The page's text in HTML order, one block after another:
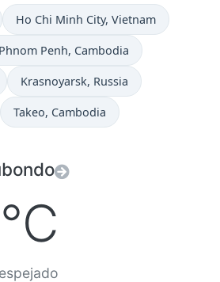
Hora actual en
Ho Chi Minh City, Vietnam
Hora actual en
Phnom Penh, Cambodia
Hora actual en
Krasnoyarsk, Russia
Hora actual en
Takeo, Cambodia